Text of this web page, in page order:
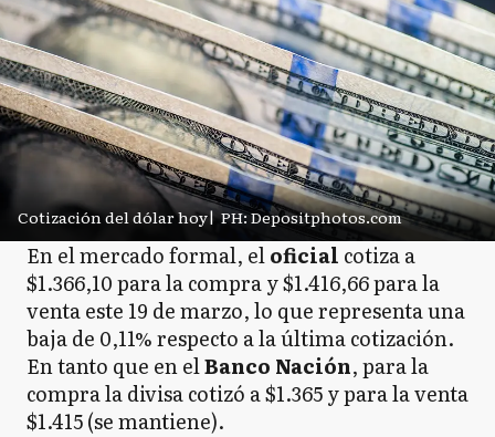
Cotización del dólar hoy| PH: Depositphotos.com
En el mercado formal, eloficial cotiza a
$1.366,10 para la compra y $1.416,66 para la
venta este 19 de marzo, lo que representa una
baja de 0,11% respecto a la última cotización.
En tanto que en elBanco Nación, para la
compra la divisa cotizó a $1.365 y para la venta
$1.415 (se mantiene).